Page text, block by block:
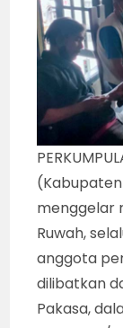
menggelar
Ruwah,
anggota
dilibatkan
Pakasa,